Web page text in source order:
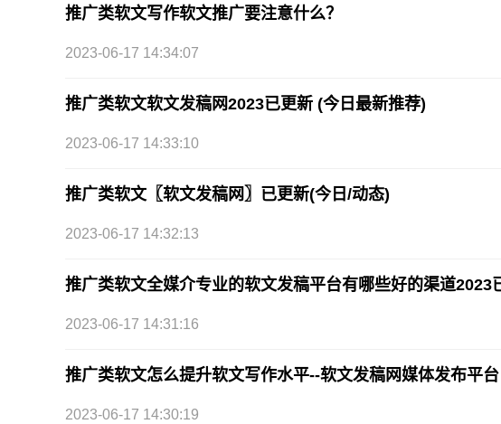
推广类软文写作软文推广要注意什么？
2023-06-17 14:34:07
推广类软文软文发稿网2023已更新 (今日最新推荐)
2023-06-17 14:33:10
推广类软文〖软文发稿网〗已更新(今日/动态)
2023-06-17 14:32:13
推广类软文全媒介专业的软文发稿平台有哪些好的渠道2023
2023-06-17 14:31:16
推广类软文怎么提升软文写作水平--软文发稿网媒体发布平台
2023-06-17 14:30:19